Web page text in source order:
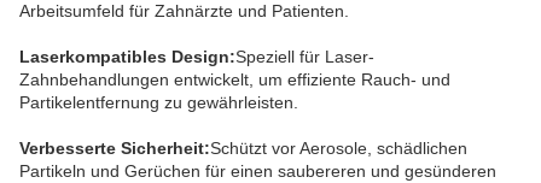
Arbeitsumfeld für Zahnärzte und Patienten.
Laserkompatibles Design:Speziell für Laser-
Zahnbehandlungen entwickelt, um effiziente Rauch- und
Partikelentfernung zu gewährleisten.
Verbesserte Sicherheit:Schützt vor Aerosole, schädlichen
Partikeln und Gerüchen für einen saubereren und gesünderen